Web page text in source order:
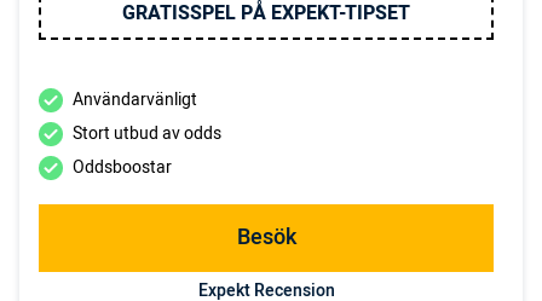
GRATISSPEL PÅ EXPEKT-TIPSET
Användarvänligt
Stort utbud av odds
Oddsboostar
Besök
Expekt Recension